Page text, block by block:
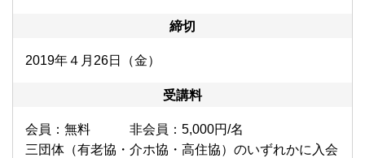
締切
2019年４月26日（金）
受講料
会員：無料 非会員：5,000円/名
三団体（有老協・介ホ協・高住協）のいずれかに入会